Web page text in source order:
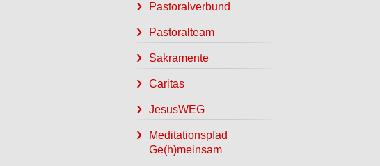
Pastoralverbund
Pastoralteam
Sakramente
Caritas
JesusWEG
Meditationspfad
Ge(h)meinsam